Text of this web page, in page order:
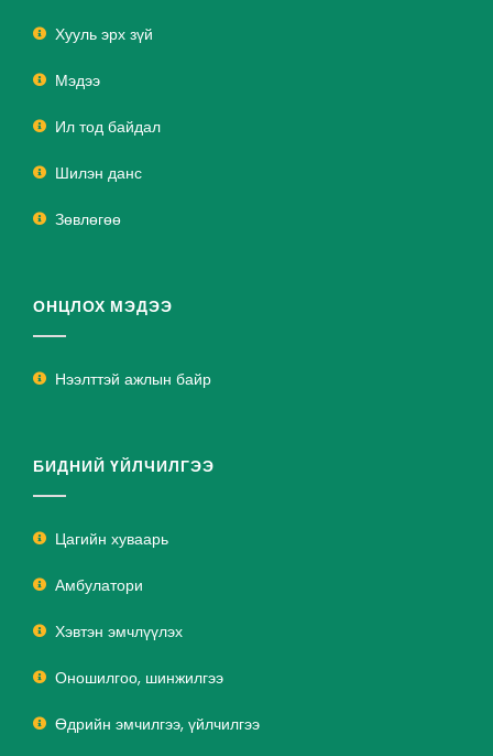
Хууль эрх зүй
Мэдээ
Ил тод байдал
Шилэн данс
Зөвлөгөө
ОНЦЛОХ МЭДЭЭ
Нээлттэй ажлын байр
БИДНИЙ ҮЙЛЧИЛГЭЭ
Цагийн хуваарь
Амбулатори
Хэвтэн эмчлүүлэх
Оношилгоо, шинжилгээ
Өдрийн эмчилгээ, үйлчилгээ